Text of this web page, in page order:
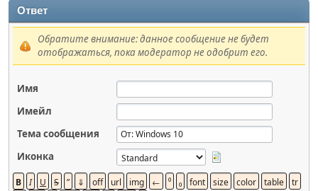
Ответ
Обратите внимание: данное сообщение не будет
отображаться, пока модератор не одобрит его.
Имя
Имейл
Тема сообщения
Иконка